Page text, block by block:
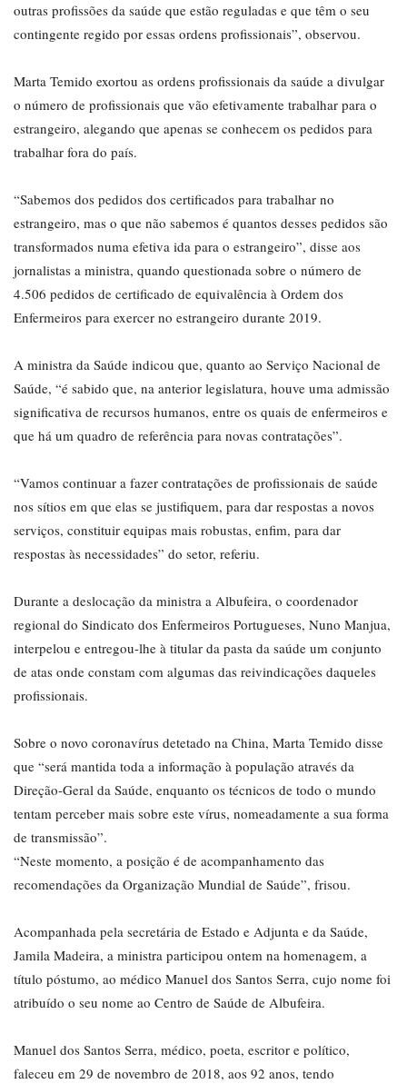
outras profissões da saúde que estão reguladas e que têm o seu
contingente regido por essas ordens profissionais”, observou.
Marta Temido exortou as ordens profissionais da saúde a divulgar
o número de profissionais que vão efetivamente trabalhar para o
estrangeiro, alegando que apenas se conhecem os pedidos para
trabalhar fora do país.
“Sabemos dos pedidos dos certificados para trabalhar no
estrangeiro, mas o que não sabemos é quantos desses pedidos são
transformados numa efetiva ida para o estrangeiro”, disse aos
jornalistas a ministra, quando questionada sobre o número de
4.506 pedidos de certificado de equivalência à Ordem dos
Enfermeiros para exercer no estrangeiro durante 2019.
A ministra da Saúde indicou que, quanto ao Serviço Nacional de
Saúde, “é sabido que, na anterior legislatura, houve uma admissão
significativa de recursos humanos, entre os quais de enfermeiros e
que há um quadro de referência para novas contratações”.
“Vamos continuar a fazer contratações de profissionais de saúde
nos sítios em que elas se justifiquem, para dar respostas a novos
serviços, constituir equipas mais robustas, enfim, para dar
respostas às necessidades” do setor, referiu.
Durante a deslocação da ministra a Albufeira, o coordenador
regional do Sindicato dos Enfermeiros Portugueses, Nuno Manjua,
interpelou e entregou-lhe à titular da pasta da saúde um conjunto
de atas onde constam com algumas das reivindicações daqueles
profissionais.
Sobre o novo coronavírus detetado na China, Marta Temido disse
que “será mantida toda a informação à população através da
Direção-Geral da Saúde, enquanto os técnicos de todo o mundo
tentam perceber mais sobre este vírus, nomeadamente a sua forma
de transmissão”.
“Neste momento, a posição é de acompanhamento das
recomendações da Organização Mundial de Saúde”, frisou.
Acompanhada pela secretária de Estado e Adjunta e da Saúde,
Jamila Madeira, a ministra participou ontem na homenagem, a
título póstumo, ao médico Manuel dos Santos Serra, cujo nome foi
atribuído o seu nome ao Centro de Saúde de Albufeira.
Manuel dos Santos Serra, médico, poeta, escritor e político,
faleceu em 29 de novembro de 2018, aos 92 anos, tendo